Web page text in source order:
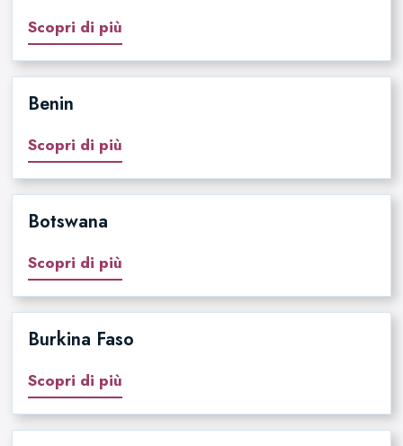
Scopri di più
Benin
Scopri di più
Botswana
Scopri di più
Burkina Faso
Scopri di più